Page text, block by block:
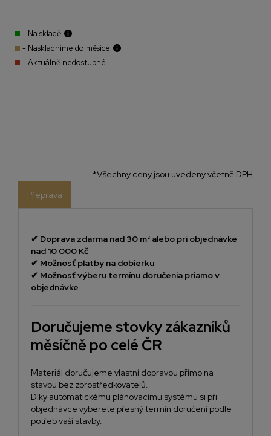
- Na skladě
- Naskladníme do měsíce
- Aktuálně nedostupné
*Všechny ceny jsou uvedeny včetně DPH
Přeprava
✔ Doprava zdarma nad 30 m² alebo pri objednávke
nad 10 000 Kč
✔ Možnosť platby na dobierku
✔ Možnosť výberu termínu doručenia priamo v
objednávke
Doručujeme stovky zákazníků
měsíčně po celé ČR
Materiál doručujeme vlastní dopravou přímo na
stavbu bez zprostředkovatelů.
Díky automatickému plánovacímu systému si při
objednávce vyberete přesný termín doručení podle
potřeb vaší stavby.